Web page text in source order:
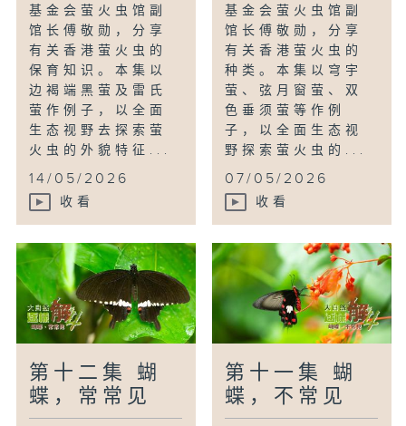
基金会萤火虫馆副
馆长傅敬勋，分享
有关香港萤火虫的
保育知识。本集以
边褐端黑萤及雷氏
萤作例子，以全面
生态视野去探索萤
火虫的外貌特征...
14/05/2026
收看
基金会萤火虫馆副
馆长傅敬勋，分享
有关香港萤火虫的
种类。本集以穹宇
萤、弦月窗萤、双
色垂须萤等作例
子，以全面生态视
野探索萤火虫的...
07/05/2026
收看
第十二集 蝴
蝶，常常见
第十一集 蝴
蝶，不常见